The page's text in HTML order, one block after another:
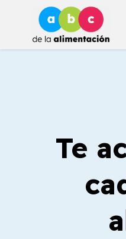
contenido
Te